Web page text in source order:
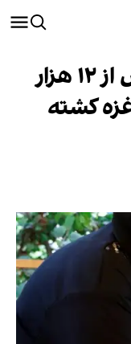
دفتر رسانه‌های غزه: بیش از ۱۲ هزار
کشته